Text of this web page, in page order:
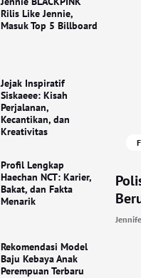
Rilis Like Jennie,
Masuk Top 5 Billboard
Jejak Inspiratif
Siskaeee: Kisah
Perjalanan,
Kecantikan, dan
Kreativitas
Profil Lengkap
Haechan NCT: Karier,
Bakat, dan Fakta
Menarik
Rekomendasi Model
Baju Kebaya Anak
Perempuan Terbaru